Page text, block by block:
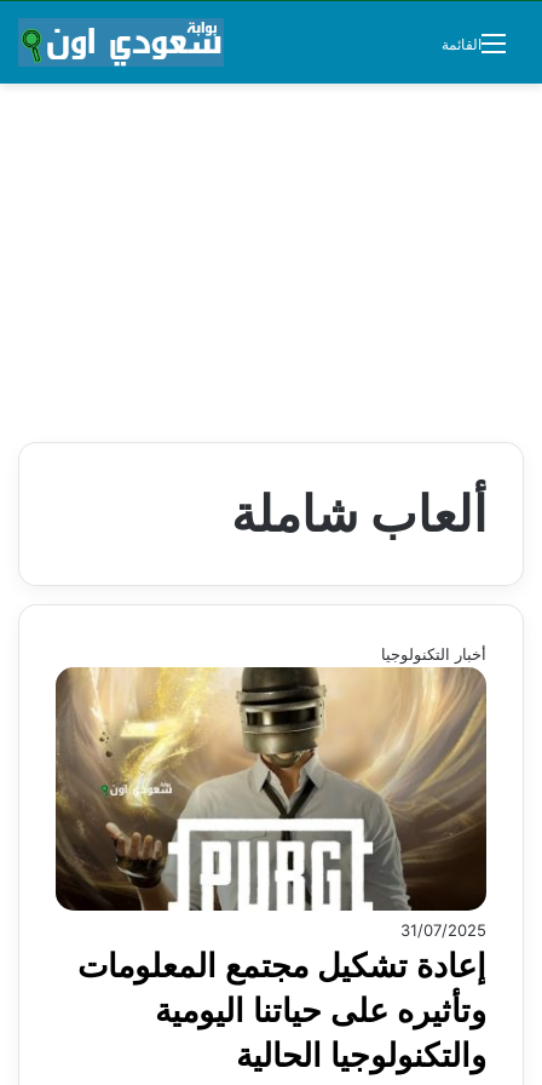
القائمة
ألعاب شاملة
أخبار التكنولوجيا
31/07/2025
إعادة تشكيل مجتمع المعلومات
وتأثيره على حياتنا اليومية
والتكنولوجيا الحالية